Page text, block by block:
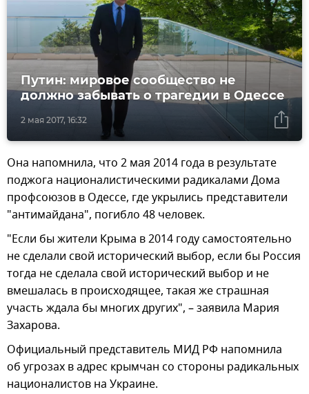
2 мая 2017, 16:32
Путин: мировое сообщество не
должно забывать о трагедии в Одессе
Она напомнила, что 2 мая 2014 года в результате
поджога националистическими радикалами Дома
профсоюзов в Одессе, где укрылись представители
"антимайдана", погибло 48 человек.
"Если бы жители Крыма в 2014 году самостоятельно
не сделали свой исторический выбор, если бы Россия
тогда не сделала свой исторический выбор и не
вмешалась в происходящее, такая же страшная
участь ждала бы многих других", – заявила Мария
Захарова.
Официальный представитель МИД РФ напомнила
об угрозах в адрес крымчан со стороны радикальных
националистов на Украине.